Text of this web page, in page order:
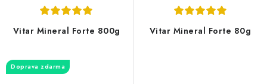
Vitar Mineral Forte 800g
Doprava zdarma
Vitar Mineral Forte 80g